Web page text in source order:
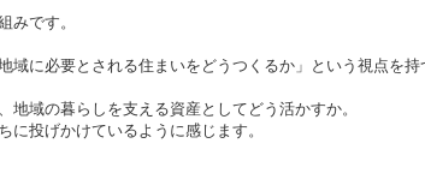
みです。
域に必要とされる住まいをどうつくるか」という視点を
域の暮らしを支える資産としてどう活かすか。
投げかけているように感じます。